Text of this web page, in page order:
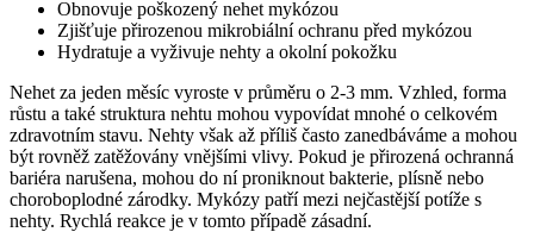
Obnovuje poškozený nehet mykózou
Zjišťuje přirozenou mikrobiální ochranu před mykózou
Hydratuje a vyživuje nehty a okolní pokožku
Nehet za jeden měsíc vyroste v průměru o 2-3 mm. Vzhled, forma
růstu a také struktura nehtu mohou vypovídat mnohé o celkovém
zdravotním stavu. Nehty však až příliš často zanedbáváme a mohou
být rovněž zatěžovány vnějšími vlivy. Pokud je přirozená ochranná
bariéra narušena, mohou do ní proniknout bakterie, plísně nebo
choroboplodné zárodky. Mykózy patří mezi nejčastější potíže s
nehty. Rychlá reakce je v tomto případě zásadní.